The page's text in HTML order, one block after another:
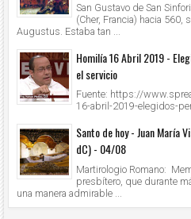
San Gustavo de San
(Cher, Francia) hacia 560,
Augustus. Estaba tan ...
Homilía 16 Abril 2019 -
el servicio
Fuente: https://
16-abril-2019-elegidos-
Santo de hoy - Juan María
dC) - 04/08
Martirologio Romano:
presbítero, que durante
una manera admirable ...